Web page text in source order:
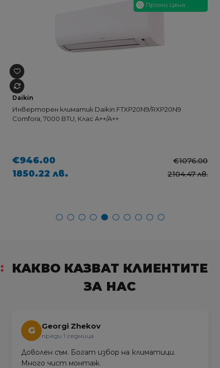
Промо Цена
Daikin
Инверторен климатик Daikin FTXP20N9/RXP20N9
Comfora, 7000 BTU, Клас A++/A++
€946.00 €1076.00
1850.22 лв. 2104.47 лв.
КАКВО КАЗВАТ КЛИЕНТИТЕ
ЗА НАС
G Georgi Zhekov
преди 1 седмица
Доволен съм. Богат избор на климатици.
Много чист монтаж.